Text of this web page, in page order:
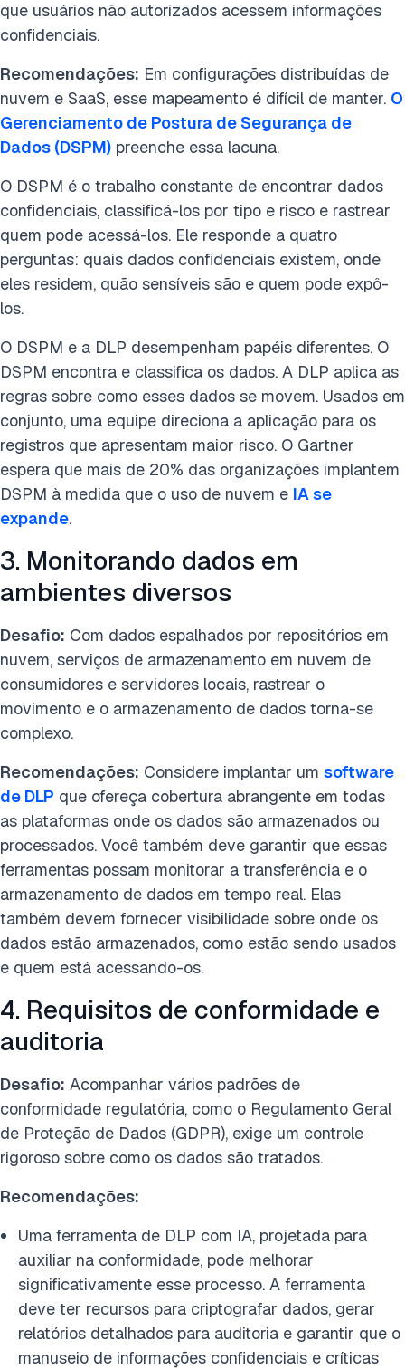
que usuários não autorizados acessem informações
confidenciais.
Recomendações: Em configurações distribuídas de
nuvem e SaaS, esse mapeamento é difícil de manter. O
Gerenciamento de Postura de Segurança de
Dados (DSPM) preenche essa lacuna.
O DSPM é o trabalho constante de encontrar dados
confidenciais, classificá-los por tipo e risco e rastrear
quem pode acessá-los. Ele responde a quatro
perguntas: quais dados confidenciais existem, onde
eles residem, quão sensíveis são e quem pode expô-
los.
O DSPM e a DLP desempenham papéis diferentes. O
DSPM encontra e classifica os dados. A DLP aplica as
regras sobre como esses dados se movem. Usados em
conjunto, uma equipe direciona a aplicação para os
registros que apresentam maior risco. O Gartner
espera que mais de 20% das organizações implantem
DSPM à medida que o uso de nuvem e IA se
expande.
3. Monitorando dados em
ambientes diversos
Desafio: Com dados espalhados por repositórios em
nuvem, serviços de armazenamento em nuvem de
consumidores e servidores locais, rastrear o
movimento e o armazenamento de dados torna-se
complexo.
Recomendações: Considere implantar um software
de DLP que ofereça cobertura abrangente em todas
as plataformas onde os dados são armazenados ou
processados. Você também deve garantir que essas
ferramentas possam monitorar a transferência e o
armazenamento de dados em tempo real. Elas
também devem fornecer visibilidade sobre onde os
dados estão armazenados, como estão sendo usados
e quem está acessando-os.
4. Requisitos de conformidade e
auditoria
Desafio: Acompanhar vários padrões de
conformidade regulatória, como o Regulamento Geral
de Proteção de Dados (GDPR), exige um controle
rigoroso sobre como os dados são tratados.
Recomendações:
Uma ferramenta de DLP com IA, projetada para
auxiliar na conformidade, pode melhorar
significativamente esse processo. A ferramenta
deve ter recursos para criptografar dados, gerar
relatórios detalhados para auditoria e garantir que o
manuseio de informações confidenciais e críticas